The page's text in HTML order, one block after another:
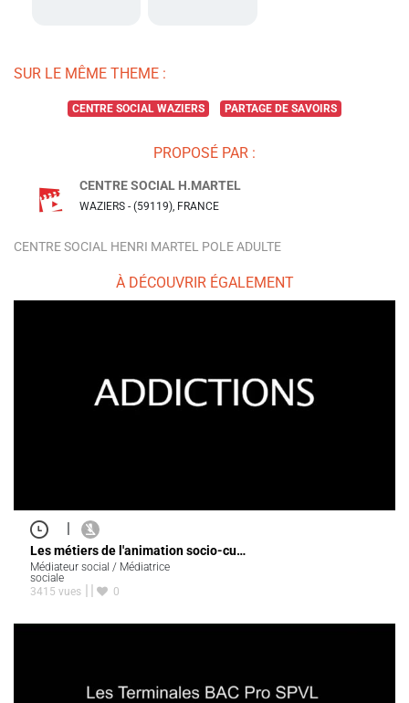
SUR LE MÊME THEME :
CENTRE SOCIAL WAZIERS PARTAGE DE SAVOIRS
PROPOSÉ PAR :
CENTRE SOCIAL H.MARTEL
WAZIERS - (59119), FRANCE
CENTRE SOCIAL HENRI MARTEL POLE ADULTE
À DÉCOUVRIR ÉGALEMENT
|
Les métiers de l'animation socio-cu…
Médiateur social / Médiatrice
sociale
3415 vues
0